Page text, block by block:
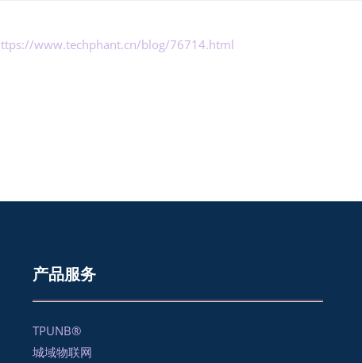
www.techphant.cn/blog/76714.html
产品服务
TPUNB®
城域物联网